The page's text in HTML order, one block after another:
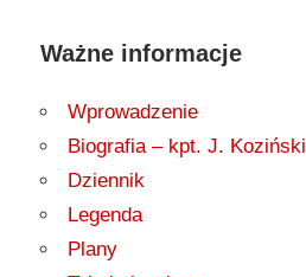
Ważne informacje
Wprowadzenie
Biografia – kpt. J. Koziński
Dziennik
Legenda
Plany